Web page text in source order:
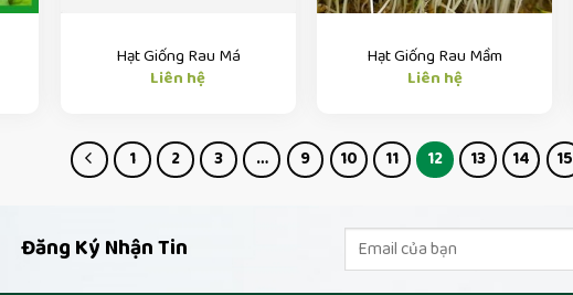
Hạt Giống Rau Má
Liên hệ
Hạt Giống Rau Mầm
Liên hệ
1 2 3 … 9 10 11 12 13 14 15
Đăng Ký Nhận Tin